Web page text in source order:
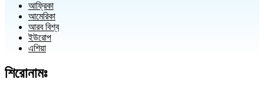
আফ্রিকা
আমেরিকা
আরব বিশ্ব
ইউরোপ
এশিয়া
শিরোনামঃ